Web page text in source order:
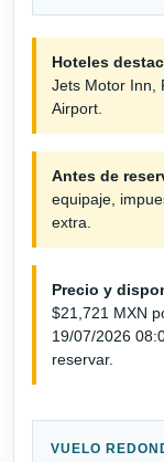
Hoteles
Jets Motor Inn,
Airport.
Antes de
equipaje,
extra.
Precio y
$21,721 MXN
19/07/2026
reservar.
VUELO